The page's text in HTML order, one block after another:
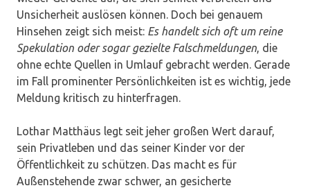
Unsicherheit auslösen können. Doch bei genauem
Hinsehen zeigt sich meist: Es handelt sich oft um reine
Spekulation oder sogar gezielte Falschmeldungen , die
ohne echte Quellen in Umlauf gebracht werden. Gerade
im Fall prominenter Persönlichkeiten ist es wichtig, jede
Meldung kritisch zu hinterfragen.
Lothar Matthäus legt seit jeher großen Wert darauf,
sein Privatleben und das seiner Kinder vor der
Öffentlichkeit zu schützen. Das macht es für
Außenstehende zwar schwer, an gesicherte